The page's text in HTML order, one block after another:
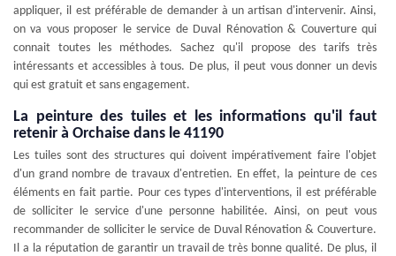
appliquer, il est préférable de demander à un artisan d'intervenir. Ainsi,
on va vous proposer le service de Duval Rénovation & Couverture qui
connait toutes les méthodes. Sachez qu'il propose des tarifs très
intéressants et accessibles à tous. De plus, il peut vous donner un devis
qui est gratuit et sans engagement.
La peinture des tuiles et les informations qu'il faut
retenir à Orchaise dans le 41190
Les tuiles sont des structures qui doivent impérativement faire l'objet
d'un grand nombre de travaux d'entretien. En effet, la peinture de ces
éléments en fait partie. Pour ces types d'interventions, il est préférable
de solliciter le service d'une personne habilitée. Ainsi, on peut vous
recommander de solliciter le service de Duval Rénovation & Couverture.
Il a la réputation de garantir un travail de très bonne qualité. De plus, il